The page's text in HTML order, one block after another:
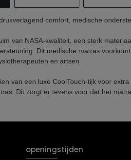
comfort, medische
van NASA-kwaliteit, een sterk
Dit medische matras
en artsen.
van een luxe CoolTouch-tijk voor
Dit zorgt er tevens voor dat het
openingstijden